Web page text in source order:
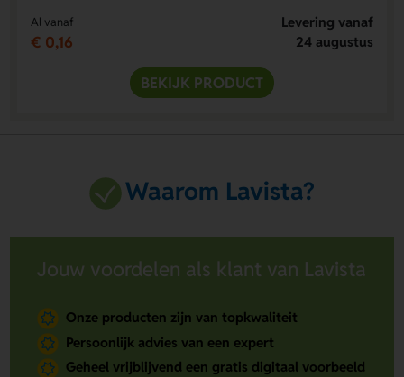
Al vanaf
€ 0,16
Levering vanaf
24 augustus
BEKIJK PRODUCT
Waarom Lavista?
Jouw voordelen als klant van Lavista
Onze producten zijn van topkwaliteit
Persoonlijk advies van een expert
Geheel vrijblijvend een gratis digitaal voorbeeld